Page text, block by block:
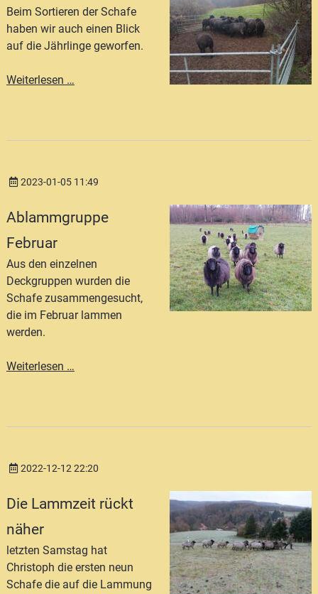
Beim Sortieren der Schafe
haben wir auch einen Blick
auf die Jährlinge geworfen.
Weiterlesen …unsere_Jährlinge
2023-01-05 11:49
Ablammgruppe
Februar
Aus den einzelnen
Deckgruppen wurden die
Schafe zusammengesucht,
die im Februar lammen
werden.
Weiterlesen …Ablammgruppe
2022-12-12 22:20
Die Lammzeit rückt
näher
letzten Samstag hat
Christoph die ersten neun
Schafe die auf die Lammung